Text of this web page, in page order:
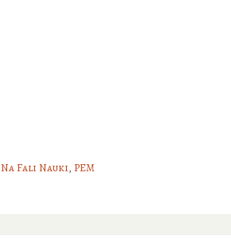
Na Fali Nauki, PEM